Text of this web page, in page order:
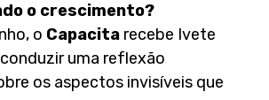
o crescimento?
o Capacita recebe Ivete
uma reflexão
os aspectos invisíveis que